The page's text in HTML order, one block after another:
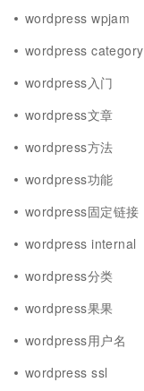
wordpress wpjam
wordpress category
wordpress入门
wordpress文章
wordpress方法
wordpress功能
wordpress固定链接
wordpress internal
wordpress分类
wordpress果果
wordpress用户名
wordpress ssl